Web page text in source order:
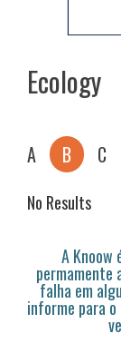
Ecology
A B C
No Results
A Knoow
permamente
falha em
informe para o